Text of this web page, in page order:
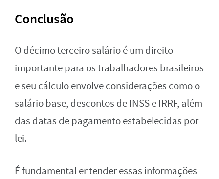
Conclusão
O décimo terceiro salário é um direito
importante para os trabalhadores brasileiros
e seu cálculo envolve considerações como o
salário base, descontos de INSS e IRRF, além
das datas de pagamento estabelecidas por
lei.
É fundamental entender essas informações